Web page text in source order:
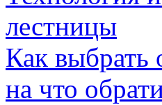
лестницы
Как выбрать
на что